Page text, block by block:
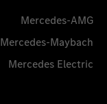
Mercedes-AMG
Mercedes-Maybach
Mercedes Electric